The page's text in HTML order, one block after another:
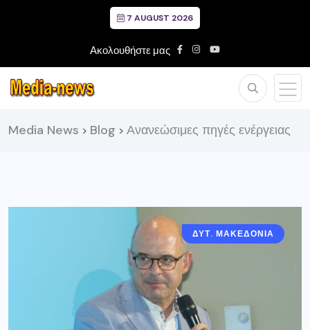
7 AUGUST 2026
Ακολουθήστε μας
Media News > Blog > Ανανεώσιμες πηγές ενέργειας
ΔΥΤ. ΜΑΚΕΔΟΝΙΑ